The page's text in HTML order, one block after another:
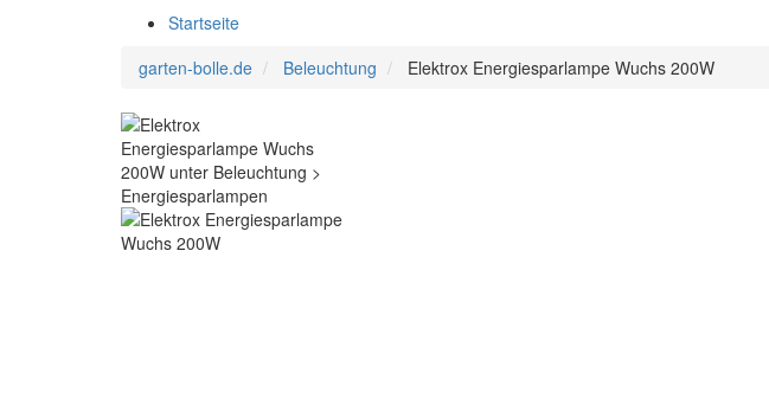
Startseite
garten-bolle.de
Beleuchtung Elektrox Energiesparlampe Wuchs 200W